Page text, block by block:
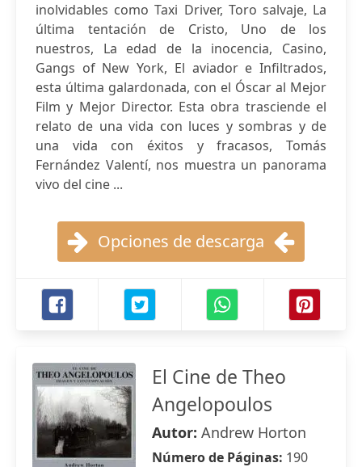
inolvidables como Taxi Driver, Toro salvaje, La
última tentación de Cristo, Uno de los
nuestros, La edad de la inocencia, Casino,
Gangs of New York, El aviador e Infiltrados,
esta última galardonada, con el Óscar al Mejor
Film y Mejor Director. Esta obra trasciende el
relato de una vida con luces y sombras y de
una vida con éxitos y fracasos, Tomás
Fernández Valentí, nos muestra un panorama
vivo del cine ...
Opciones de descarga
El Cine de Theo
Angelopoulos
Autor: Andrew Horton
Número de Páginas: 190